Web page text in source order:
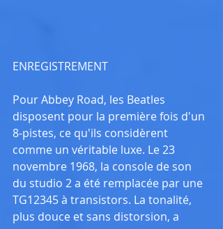
ENREGISTREMENT
Pour Abbey Road, les Beatles
disposent pour la première fois d'un
8-pistes, ce qu'ils considèrent
comme un véritable luxe. Le 23
novembre 1968, la console de son
du studio 2 a été remplacée par une
TG12345 à transistors. La tonalité,
plus douce et sans distorsion, a